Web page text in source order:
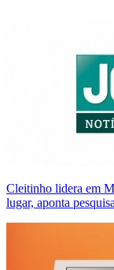
Cleitinho lidera em
lugar, aponta